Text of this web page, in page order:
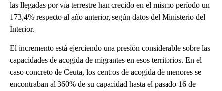
las llegadas por vía terrestre han crecido en el mismo período un
173,4% respecto al año anterior, según datos del Ministerio del
Interior.
El incremento está ejerciendo una presión considerable sobre las
capacidades de acogida de migrantes en esos territorios. En el
caso concreto de Ceuta, los centros de acogida de menores se
encontraban al 360% de su capacidad hasta el pasado 16 de